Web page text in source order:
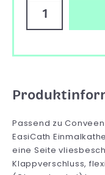
Passend zu
EasiCath
eine Seite
Klappverschluss,